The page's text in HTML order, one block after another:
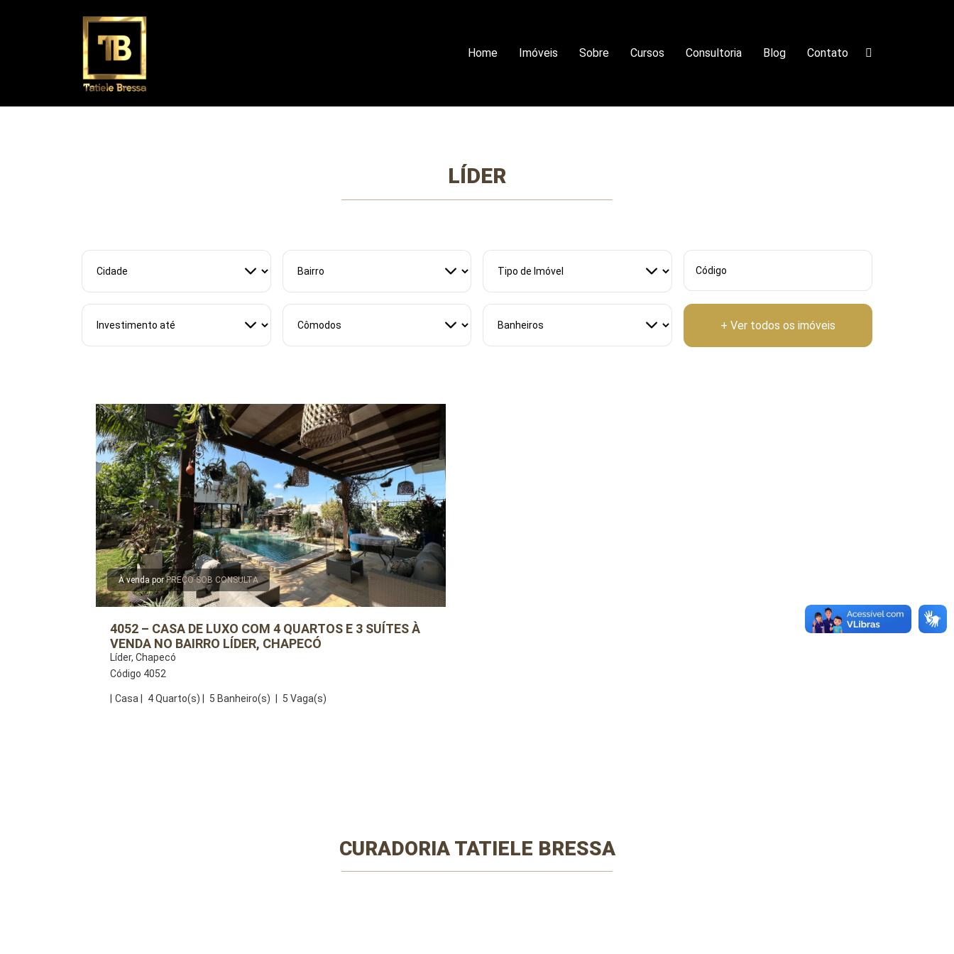
Home Imóveis Sobre Cursos Consultoria Blog Contato
LÍDER
+ Ver todos os imóveis
À venda porPREÇO SOB CONSULTA
4052 – CASA DE LUXO COM 4 QUARTOS E 3 SUÍTES À
VENDA NO BAIRRO LÍDER, CHAPECÓ
Líder, Chapecó
Código 4052
Casa 4 Quarto(s) 5 Banheiro(s) 5 Vaga(s)
CURADORIA TATIELE BRESSA